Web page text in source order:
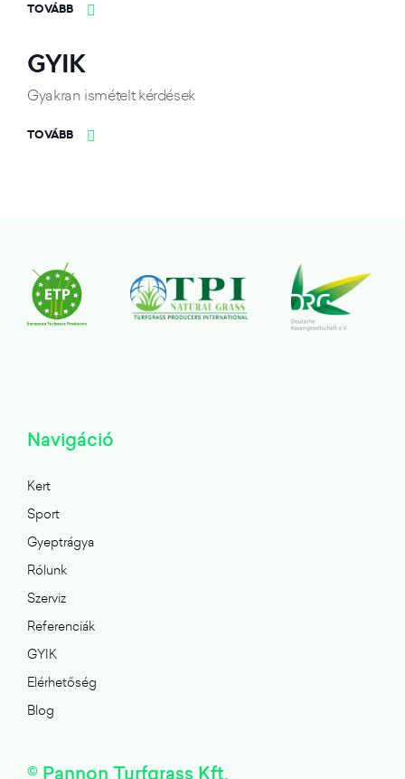
TOVÁBB
GYIK
Gyakran ismételt kérdések
TOVÁBB
Navigáció
Kert
Sport
Gyeptrágya
Rólunk
Szerviz
Referenciák
GYIK
Elérhetőség
Blog
© Pannon Turfgrass Kft.